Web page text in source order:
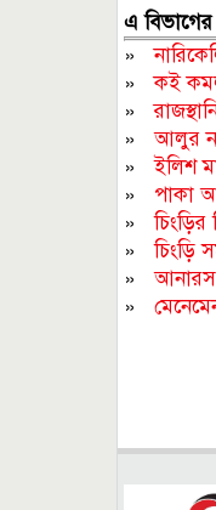
এ বিভাগের
»
»কই
»
»আলুর
»ইলিশ
» পাকা
»চিংড়ির
»চিংড়ি
»আনারস-
»